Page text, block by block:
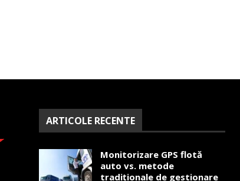
ARTICOLE RECENTE
Monitorizare GPS flotă
auto vs. metode
tradiționale de gestionare